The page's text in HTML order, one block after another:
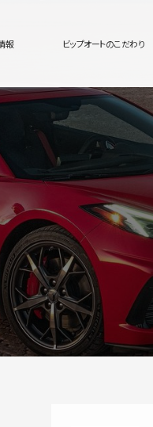
報 ビップオートのこだわり